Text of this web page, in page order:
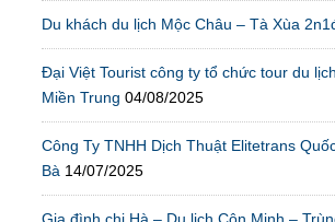
Du khách du lịch Mộc Châu – Tà Xùa
Đại Việt Tourist công ty tổ chức tour du
Miền Trung 04/08/2025
Công Ty TNHH Dịch Thuật Elitetrans
Bà 14/07/2025